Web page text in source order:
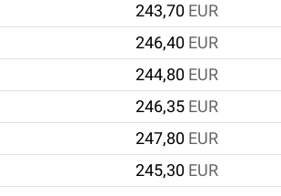
243,70 EUR
246,40 EUR
244,80 EUR
246,35 EUR
247,80 EUR
245,30 EUR